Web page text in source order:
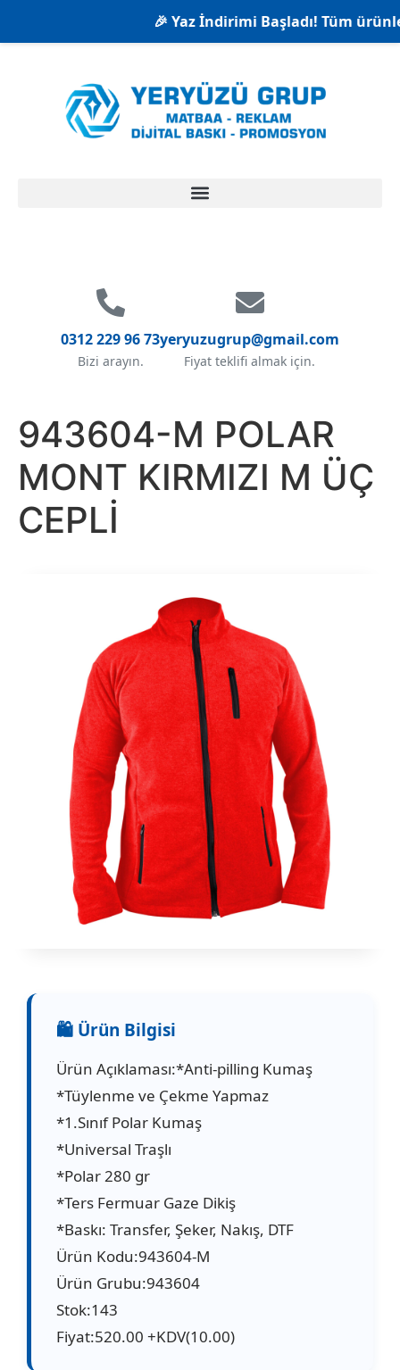
🎉 Yaz İndirimi Başladı! Tüm
0312 229 96 73
Bizi arayın.
yeryuzugrup@gmail.com
Fiyat teklifi almak için.
943604-M POLAR
MONT KIRMIZI M ÜÇ
CEPLİ
Ürün Açıklaması:*Anti-pilling Kumaş
*Tüylenme ve Çekme Yapmaz
*1.Sınıf Polar Kumaş
*Universal Traşlı
*Polar 280 gr
*Ters Fermuar Gaze Dikiş
*Baskı: Transfer, Şeker, Nakış, DTF
Ürün Kodu:943604-M
Ürün Grubu:943604
Stok:143
Fiyat:520.00 +KDV(10.00)